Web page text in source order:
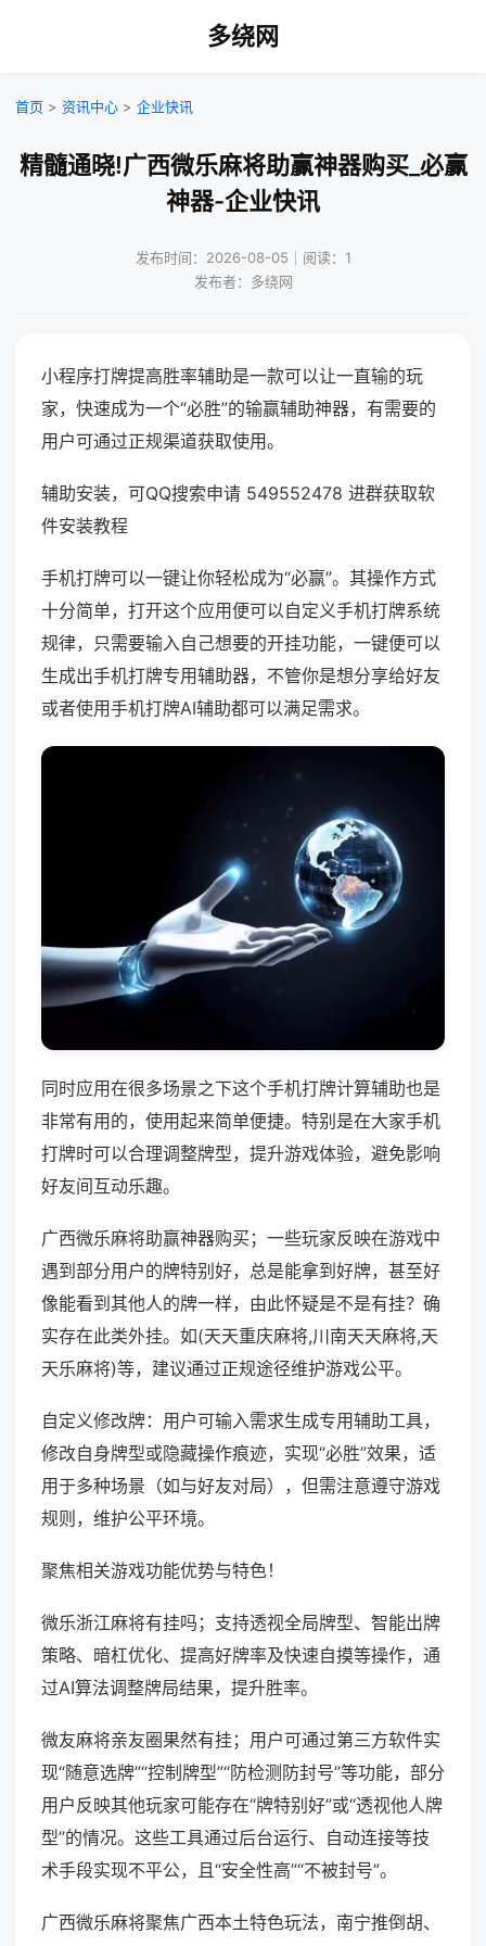
多绕网
首页 > 资讯中心 > 企业快讯
精髓通晓!广西微乐麻将助赢神器购买_必赢
神器-企业快讯
发布时间：2026-08-05｜阅读：1
发布者：多绕网
小程序打牌提高胜率辅助是一款可以让一直输的玩
家，快速成为一个“必胜”的输赢辅助神器，有需要的
用户可通过正规渠道获取使用。
辅助安装，可QQ搜索申请 549552478 进群获取软
件安装教程
手机打牌可以一键让你轻松成为“必赢”。其操作方式
十分简单，打开这个应用便可以自定义手机打牌系统
规律，只需要输入自己想要的开挂功能，一键便可以
生成出手机打牌专用辅助器，不管你是想分享给好友
或者使用手机打牌AI辅助都可以满足需求。
同时应用在很多场景之下这个手机打牌计算辅助也是
非常有用的，使用起来简单便捷。特别是在大家手机
打牌时可以合理调整牌型，提升游戏体验，避免影响
好友间互动乐趣。
广西微乐麻将助赢神器购买；一些玩家反映在游戏中
遇到部分用户的牌特别好，总是能拿到好牌，甚至好
像能看到其他人的牌一样，由此怀疑是不是有挂？确
实存在此类外挂。如(天天重庆麻将,川南天天麻将,天
天乐麻将)等，建议通过正规途径维护游戏公平。
自定义修改牌：用户可输入需求生成专用辅助工具，
修改自身牌型或隐藏操作痕迹，实现“必胜”效果，适
用于多种场景（如与好友对局），但需注意遵守游戏
规则，维护公平环境。
聚焦相关游戏功能优势与特色！
微乐浙江麻将有挂吗；支持透视全局牌型、智能出牌
策略、暗杠优化、提高好牌率及快速自摸等操作，通
过AI算法调整牌局结果，提升胜率。
微友麻将亲友圈果然有挂；用户可通过第三方软件实
现“随意选牌”“控制牌型”“防检测防封号”等功能，部分
用户反映其他玩家可能存在“牌特别好”或“透视他人牌
型”的情况。这些工具通过后台运行、自动连接等技
术手段实现不平公，且“安全性高”“不被封号”。
广西微乐麻将聚焦广西本土特色玩法，南宁推倒胡、